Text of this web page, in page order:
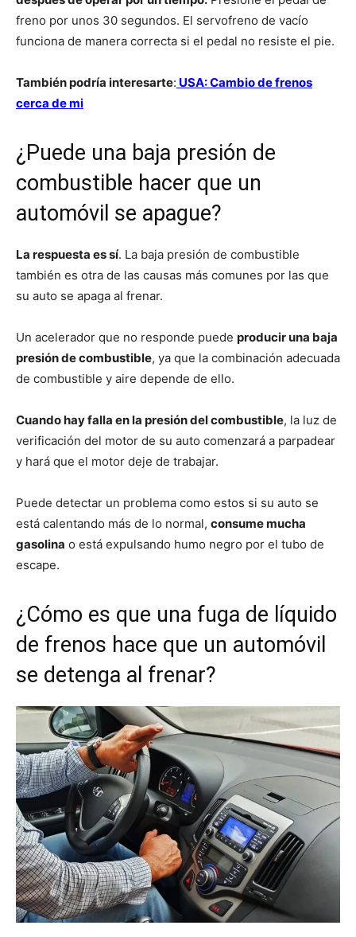
freno por unos 30 segundos. El servofreno de vacío
funciona de manera correcta si el pedal no resiste el pie.
También podría interesarte: USA: Cambio de frenos
cerca de mi
¿Puede una baja presión de
combustible hacer que un
automóvil se apague?
La respuesta es sí. La baja presión de combustible
también es otra de las causas más comunes por las que
su auto se apaga al frenar.
Un acelerador que no responde puede producir una baja
presión de combustible, ya que la combinación adecuada
de combustible y aire depende de ello.
Cuando hay falla en la presión del combustible, la luz de
verificación del motor de su auto comenzará a parpadear
y hará que el motor deje de trabajar.
Puede detectar un problema como estos si su auto se
está calentando más de lo normal, consume mucha
gasolina o está expulsando humo negro por el tubo de
escape.
¿Cómo es que una fuga de líquido
de frenos hace que un automóvil
se detenga al frenar?